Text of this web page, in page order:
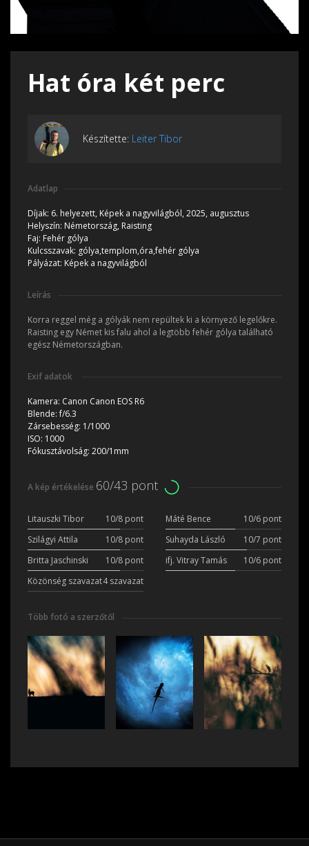
Hat óra két perc
Készítette: Leiter Tibor
Adatlap
Díjak: 6. helyezett, Képek a nagyvilágból, 2025, augusztus
Helyszín: Németország, Raisting
Faj: Fehér gólya
Kulcsszavak: gólya,templom,óra,fehér gólya
Pályázat: Képek a nagyvilágból
Leírás
Korra reggel még a gólyák nem repültek ki a környező legelőkre.
Raisting egy Német kis falu ahol a legtöbb fehér gólya található
egész Németországban.
Exif adatok
Kamera: Canon Canon EOS R6
Blende:f/6.3
Zársebesség: 1/1000
ISO: 1000
Fókusztávolság: 200/1mm
A kép értékelése 60/43 pont
Litauszki Tibor 10/8 pont Máté Bence
10/6 pont
Szilágyi Attila
10/8 pont Suhayda László
10/7 pont
Britta Jaschinski
10/8 pont ifj. Vitray Tamás
10/6 pont
Közönség szavazat4 szavazat
Több fotó a szerzőtől